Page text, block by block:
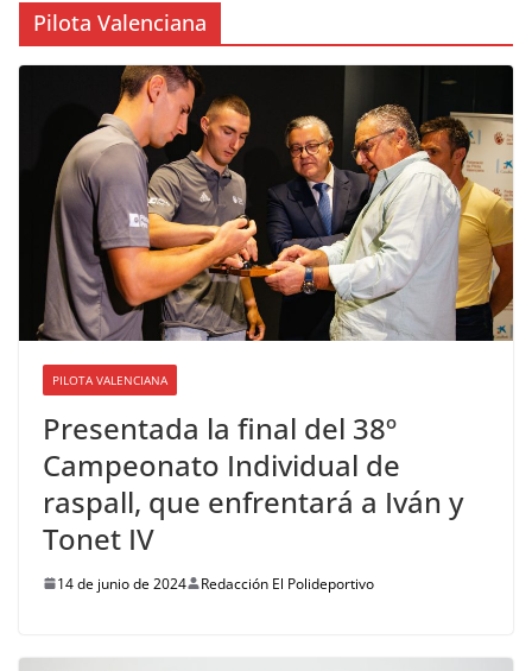
Pilota Valenciana
PILOTA VALENCIANA
Presentada la final del 38º
Campeonato Individual de
raspall, que enfrentará a Iván y
Tonet IV
14 de junio de 2024 Redacción El Polideportivo